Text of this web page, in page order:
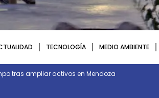
TECNOLOGÍA MEDIO AMBIENTE
tras ampliar activos en Mendoza